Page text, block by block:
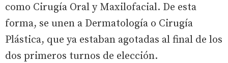
como Cirugía Oral y Maxilofacial. De esta
forma, se unen a Dermatología o Cirugía
Plástica, que ya estaban agotadas al final de los
dos primeros turnos de elección.